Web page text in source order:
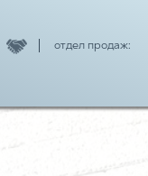
отдел продаж: